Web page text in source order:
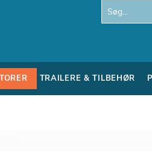
Search
TRAILERE & TILBEHØR